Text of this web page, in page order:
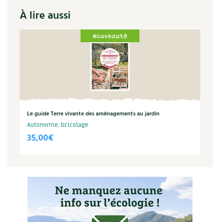
À lire aussi
Le guide Terre vivante des aménagements au jardin
Autonomie, bricolage
35,00€